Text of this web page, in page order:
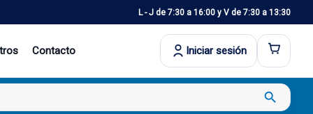
L - J de 7:30 a 16:00 y V de 7:30 a 13:30
Contacto Iniciar sesión
search